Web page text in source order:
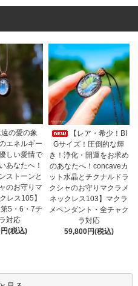
遠の愛の象
エネルギー
しい愛情で
あなたへ！
ストーンと
のお守りマ
レス105】
5・6・7チ
対応
(税込)
【レア・希少！BI
Gサイズ！圧倒的な輝
き！浄化・開運をお求め
のあなたへ！concaveカ
ット水晶とチクナルドラ
クシャのお守りマクラメ
ネックレス103】マクラ
メペンダント・全チャク
ラ対応
59,800円(税込)